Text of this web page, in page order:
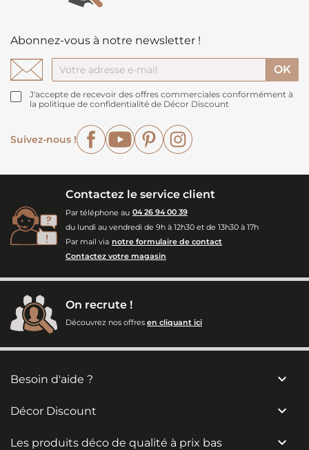
Abonnez-vous à notre newsletter !
J'accepte de recevoir des offres commerciales conformément à
la politique de confidentialité de Décor Discount
Suivez-nous !
FacebookYouTubePinterest
Contactez le service client
Par téléphone au 04 26 94 00 39
du lundi au vendredi de 9h à 12h30 et de 13h30 à 17h
Par mail via notre formulaire de contact
Contactez votre magasin
On recrute !
Découvrez nos offres en cliquant ici
Besoin d'aide ? 
Décor Discount 
Les produits déco de qualité à prix bas 